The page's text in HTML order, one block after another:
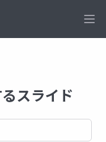
スライド